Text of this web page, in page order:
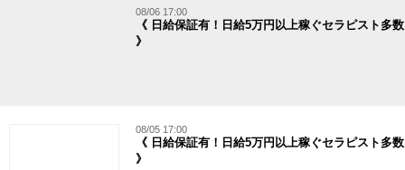
08/06 17:00
《 日給保証有！日給5万円以上稼ぐセラピスト多数
》
08/05 17:00
《 日給保証有！日給5万円以上稼ぐセラピスト多数
》